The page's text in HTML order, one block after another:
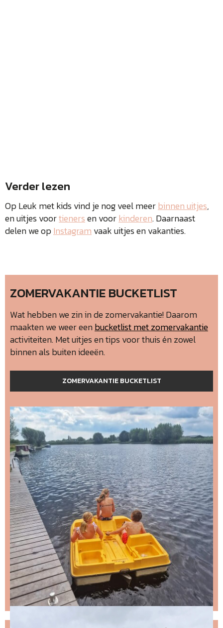
Verder lezen
Op Leuk met kids vind je nog veel meerbinnen uitjes,
en uitjes voortienersen voorkinderen. Daarnaast
delen we opInstagram vaak uitjes en vakanties.
ZOMERVAKANTIE BUCKETLIST
Wat hebben we zin in de zomervakantie! Daarom
maakten we weer eenbucketlist met zomervakantie
activiteiten. Met uitjes en tips voor thuis én zowel
binnen als buiten ideeën.
ZOMERVAKANTIE BUCKETLIST